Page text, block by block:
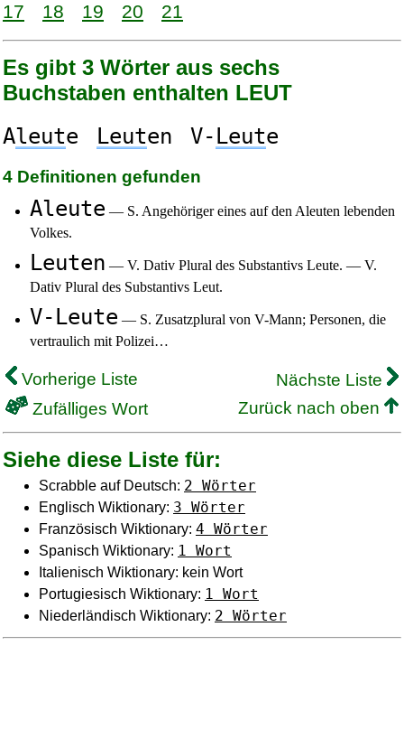
17
18 19 20 21
Es gibt 3 Wörter aus sechs
Buchstaben enthalten LEUT
Aleute Leuten V- Leute
4 Definitionen gefunden
Aleute — S. Angehöriger eines auf den Aleuten lebenden
Volkes.
Leuten — V. Dativ Plural des Substantivs Leute. — V.
Dativ Plural des Substantivs Leut.
V-Leute — S. Zusatzplural von V-Mann; Personen, die
vertraulich mit Polizei…
Vorherige Liste
Nächste Liste
Zufälliges Wort
Zurück nach oben
Siehe diese Liste für:
Scrabble auf Deutsch: 2 Wörter
Englisch Wiktionary: 3 Wörter
Französisch Wiktionary: 4 Wörter
Spanisch Wiktionary: 1 Wort
Italienisch Wiktionary: kein Wort
Portugiesisch Wiktionary: 1 Wort
Niederländisch Wiktionary: 2 Wörter